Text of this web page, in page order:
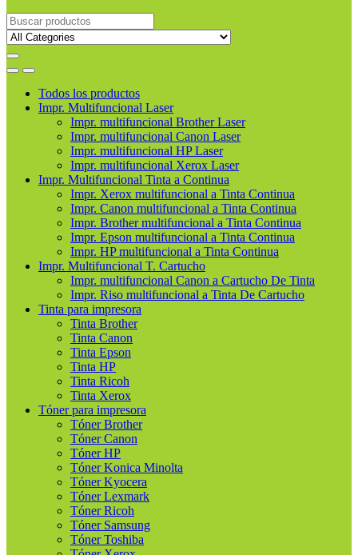
Buscar
productos
Todos los productos
Impr. Multifuncional Laser
Impr. multifuncional Brother Laser
Impr. multifuncional Canon Laser
Impr. multifuncional HP Laser
Impr. multifuncional Xerox Laser
Impr. Multifuncional Tinta a Continua
Impr. Xerox multifuncional a Tinta Continua
Impr. Canon multifuncional a Tinta Continua
Impr. Brother multifuncional a Tinta Continua
Impr. Epson multifuncional a Tinta Continua
Impr. HP multifuncional a Tinta Continua
Impr. Multifuncional T. Cartucho
Impr. multifuncional Canon a Cartucho De Tinta
Impr. Riso multifuncional a Tinta De Cartucho
Tinta para impresora
Tinta Brother
Tinta Canon
Tinta Epson
Tinta HP
Tinta Ricoh
Tinta Xerox
Tóner para impresora
Tóner Brother
Tóner Canon
Tóner HP
Tóner Konica Minolta
Tóner Kyocera
Tóner Lexmark
Tóner Ricoh
Tóner Samsung
Tóner Toshiba